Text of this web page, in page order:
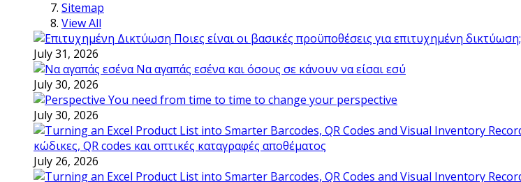
Sitemap
View All
Ποιες είναι οι βασικές προϋποθέσεις για επιτυχημένη δικτύωση;
July 31, 2026
Να αγαπάς εσένα και όσους σε κάνουν να είσαι εσύ
July 30, 2026
You need from time to time to change your perspective
July 30, 2026
κώδικες, QR codes και οπτικές καταγραφές αποθέματος
July 26, 2026